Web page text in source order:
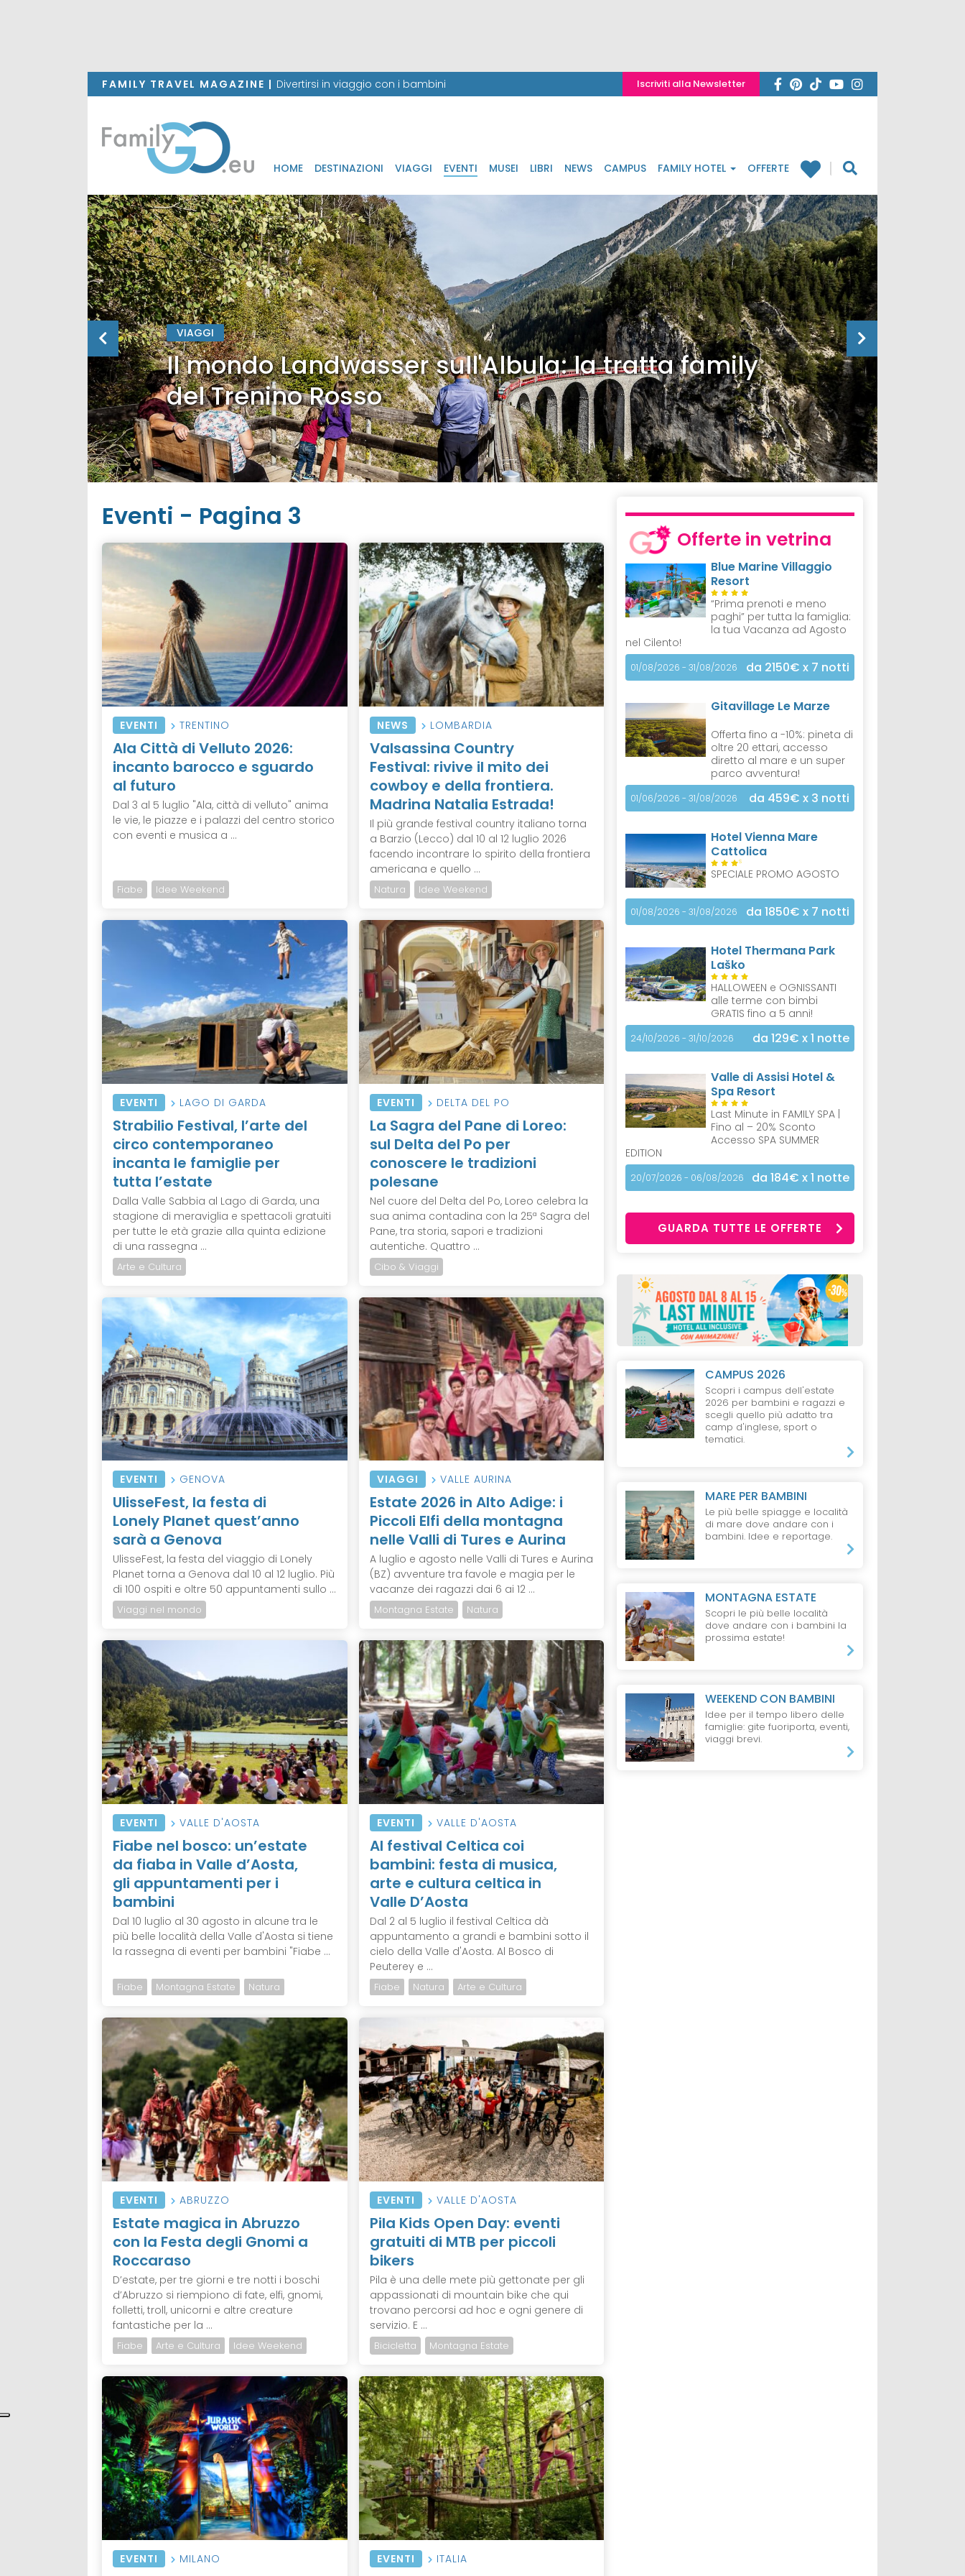
FAMILY TRAVEL MAGAZINE | Divertirsi in viaggio con i bambini Iscriviti alla Newsletter
HOME DESTINAZIONI VIAGGI EVENTI MUSEI LIBRI NEWS CAMPUS FAMILY HOTEL OFFERTE
VIAGGI
Il mondo Landwasser sull'Albula: la tratta family
del Trenino Rosso
Eventi - Pagina 3
EVENTI TRENTINO
Ala Città di Velluto 2026:
incanto barocco e sguardo
al futuro
Dal 3 al 5 luglio "Ala, città di velluto" anima
le vie, le piazze e i palazzi del centro storico
con eventi e musica a ...
Fiabe Idee Weekend
NEWS LOMBARDIA
Valsassina Country
Festival: rivive il mito dei
cowboy e della frontiera.
Madrina Natalia Estrada!
Il più grande festival country italiano torna
a Barzio (Lecco) dal 10 al 12 luglio 2026
facendo incontrare lo spirito della frontiera
americana e quello ...
Natura Idee Weekend
EVENTI LAGO DI GARDA
Strabilio Festival, l’arte del
circo contemporaneo
incanta le famiglie per
tutta l’estate
Dalla Valle Sabbia al Lago di Garda, una
stagione di meraviglia e spettacoli gratuiti
per tutte le età grazie alla quinta edizione
di una rassegna ...
Arte e Cultura
EVENTI DELTA DEL PO
La Sagra del Pane di Loreo:
sul Delta del Po per
conoscere le tradizioni
polesane
Nel cuore del Delta del Po, Loreo celebra la
sua anima contadina con la 25ª Sagra del
Pane, tra storia, sapori e tradizioni
autentiche. Quattro ...
Cibo & Viaggi
EVENTI GENOVA
UlisseFest, la festa di
Lonely Planet quest’anno
sarà a Genova
UlisseFest, la festa del viaggio di Lonely
Planet torna a Genova dal 10 al 12 luglio. Più
di 100 ospiti e oltre 50 appuntamenti sullo ...
Viaggi nel mondo
VIAGGI VALLE AURINA
Estate 2026 in Alto Adige: i
Piccoli Elfi della montagna
nelle Valli di Tures e Aurina
A luglio e agosto nelle Valli di Tures e Aurina
(BZ) avventure tra favole e magia per le
vacanze dei ragazzi dai 6 ai 12 ...
Montagna Estate Natura
EVENTI VALLE D'AOSTA
Fiabe nel bosco: un’estate
da fiaba in Valle d’Aosta,
gli appuntamenti per i
bambini
Dal 10 luglio al 30 agosto in alcune tra le
più belle località della Valle d'Aosta si tiene
la rassegna di eventi per bambini "Fiabe ...
Fiabe Montagna Estate Natura
EVENTI VALLE D'AOSTA
Al festival Celtica coi
bambini: festa di musica,
arte e cultura celtica in
Valle D’Aosta
Dal 2 al 5 luglio il festival Celtica dà
appuntamento a grandi e bambini sotto il
cielo della Valle d'Aosta. Al Bosco di
Peuterey e ...
Fiabe Natura Arte e Cultura
EVENTI ABRUZZO
Estate magica in Abruzzo
con la Festa degli Gnomi a
Roccaraso
D’estate, per tre giorni e tre notti i boschi
d’Abruzzo si riempiono di fate, elfi, gnomi,
folletti, troll, unicorni e altre creature
fantastiche per la ...
Fiabe Arte e Cultura Idee Weekend
EVENTI VALLE D'AOSTA
Pila Kids Open Day: eventi
gratuiti di MTB per piccoli
bikers
Pila è una delle mete più gettonate per gli
appassionati di mountain bike che qui
trovano percorsi ad hoc e ogni genere di
servizio. E ...
Bicicletta Montagna Estate
EVENTI MILANO EVENTI ITALIA
Offerte in vetrina
Blue Marine Villaggio
Resort
“Prima prenoti e meno
paghi” per tutta la famiglia:
la tua Vacanza ad Agosto
nel Cilento!
01/08/2026 - 31/08/2026 da 2150€ x 7 notti
Gitavillage Le Marze
Offerta fino a -10%: pineta di
oltre 20 ettari, accesso
diretto al mare e un super
parco avventura!
01/06/2026 - 31/08/2026 da 459€ x 3 notti
Hotel Vienna Mare
Cattolica
S
SPECIALE PROMO AGOSTO
01/08/2026 - 31/08/2026 da 1850€ x 7 notti
Hotel Thermana Park
Laško
HALLOWEEN e OGNISSANTI
alle terme con bimbi
GRATIS fino a 5 anni!
24/10/2026 - 31/10/2026 da 129€ x 1 notte
Valle di Assisi Hotel &
Spa Resort
Last Minute in FAMILY SPA |
Fino al – 20% Sconto
Accesso SPA SUMMER
EDITION
20/07/2026 - 06/08/2026 da 184€ x 1 notte
GUARDA TUTTE LE OFFERTE
CAMPUS 2026
Scopri i campus dell'estate
2026 per bambini e ragazzi e
scegli quello più adatto tra
camp d'inglese, sport o
tematici.
MARE PER BAMBINI
Le più belle spiagge e località
di mare dove andare con i
bambini. Idee e reportage.
MONTAGNA ESTATE
Scopri le più belle località
dove andare con i bambini la
prossima estate!
WEEKEND CON BAMBINI
Idee per il tempo libero delle
famiglie: gite fuoriporta, eventi,
viaggi brevi.